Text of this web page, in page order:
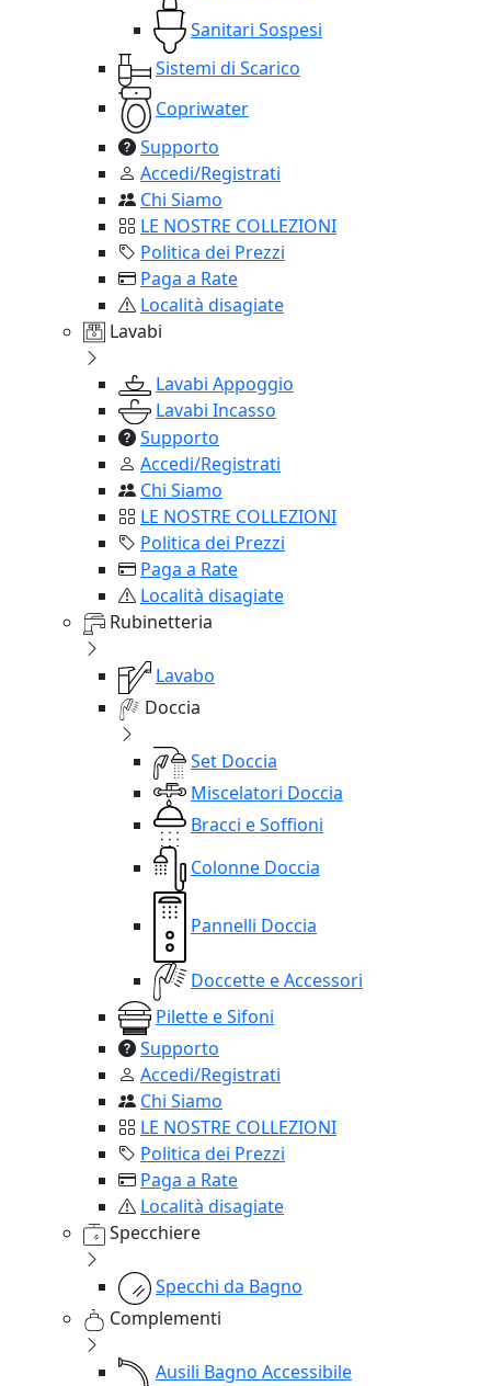
Sanitari Sospesi
Sistemi di Scarico
Copriwater
Supporto
Accedi/Registrati
Chi Siamo
LE NOSTRE COLLEZIONI
Politica dei Prezzi
Paga a Rate
Località disagiate
Lavabi
Lavabi Appoggio
Lavabi Incasso
Supporto
Accedi/Registrati
Chi Siamo
LE NOSTRE COLLEZIONI
Politica dei Prezzi
Paga a Rate
Località disagiate
Rubinetteria
Lavabo
Doccia
Set Doccia
Miscelatori Doccia
Bracci e Soffioni
Colonne Doccia
Pannelli Doccia
Doccette e Accessori
Pilette e Sifoni
Supporto
Accedi/Registrati
Chi Siamo
LE NOSTRE COLLEZIONI
Politica dei Prezzi
Paga a Rate
Località disagiate
Specchiere
Specchi da Bagno
Complementi
Ausili Bagno Accessibile